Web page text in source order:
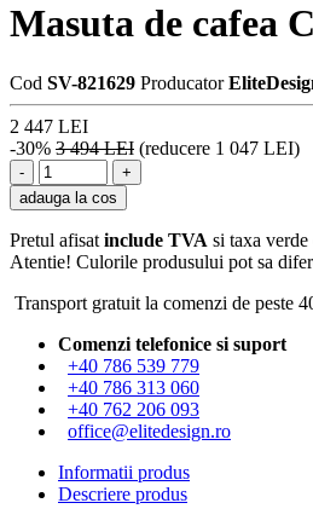
Masuta de cafea
Cod SV-821629 Producator
2 447 LEI
-30% 3 494 LEI (reducere 1 047 LEI)
adauga la cos
Pretul afisat include TVA si taxa
Atentie! Culorile produsului pot sa
Transport gratuit la comenzi de peste
Comenzi telefonice si suport
+40 786 539 779
+40 786 313 060
+40 762 206 093
office@elitedesign.ro
Informatii produs
Descriere produs